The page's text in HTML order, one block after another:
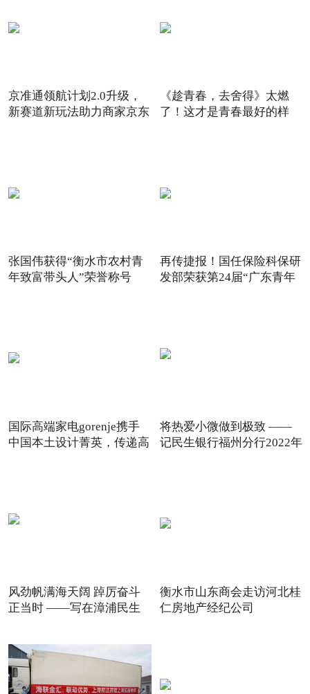
京准通领航计划2.0升级，
新赛道新玩法助力商家京东
《趁青春，去舍得》太燃
了！这才是青春最好的样
张国伟获得“衡水市农村青
年致富带头人”荣誉称号
再传捷报！国任保险科保研
发部荣获第24届“广东青年
国际高端家电gorenje携手
中国本土设计菁英，传递高
将热爱小微做到极致 ——
记民生银行福州分行2022年
风劲帆满海天阔 踔厉奋斗
正当时 ——写在漳浦民生
衡水市山东商会走访河北桂
仁房地产经纪公司